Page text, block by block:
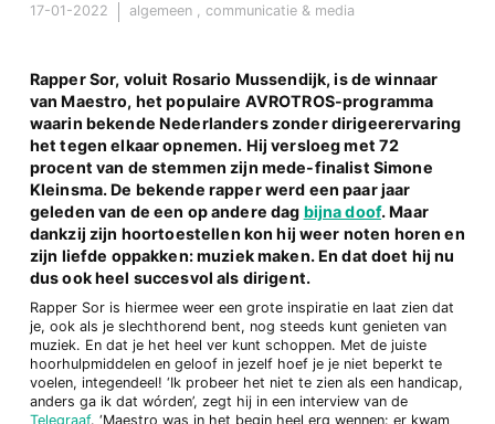
17-01-2022 algemeen communicatie & media
Rapper Sor, voluit Rosario Mussendijk, is de winnaar
van Maestro, het populaire AVROTROS-programma
waarin bekende Nederlanders zonder dirigeerervaring
het tegen elkaar opnemen. Hij versloeg met 72
procent van de stemmen zijn mede-finalist Simone
Kleinsma. De bekende rapper werd een paar jaar
geleden van de een op andere dag bijna doof. Maar
dankzij zijn hoortoestellen kon hij weer noten horen en
zijn liefde oppakken: muziek maken. En dat doet hij nu
dus ook heel succesvol als dirigent.
Rapper Sor is hiermee weer een grote inspiratie en laat zien dat
je, ook als je slechthorend bent, nog steeds kunt genieten van
muziek. En dat je het heel ver kunt schoppen. Met de juiste
hoorhulpmiddelen en geloof in jezelf hoef je je niet beperkt te
voelen, integendeel! ‘Ik probeer het niet te zien als een handicap,
anders ga ik dat wórden’, zegt hij in een interview van de
Telegraaf. ‘Maestro was in het begin heel erg wennen: er kwam